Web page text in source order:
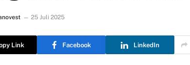
25 Juli 2025
Link Facebook LinkedIn